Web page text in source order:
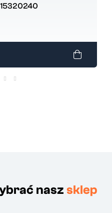
nasz sklep